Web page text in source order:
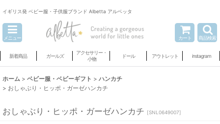
イギリス発 ベビー服・子供服ブランド Albetta アルベッタ
メニュー カート 商品検索
新着商品 ガールズ
アクセサリー・
小物
ドール アウトレット instagram
ホーム > ベビー服・ベビーギフト > ハンカチ
> おしゃぶり・ヒッポ・ガーゼハンカチ
おしゃぶり・ヒッポ・ガーゼハンカチ [SNL0649007]